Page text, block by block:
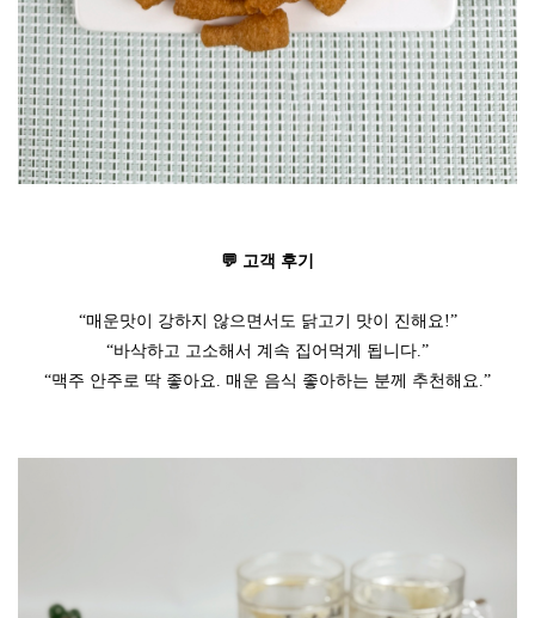
💬 고객 후기
“매운맛이 강하지 않으면서도 닭고기 맛이 진해요!”
“바삭하고 고소해서 계속 집어먹게 됩니다.”
“맥주 안주로 딱 좋아요. 매운 음식 좋아하는 분께 추천해요.”